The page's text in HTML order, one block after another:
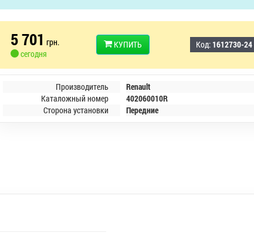
5 701 грн.
сегодня
КУПИТЬ Код: 1612730-24
Производитель
Renault
Каталожный номер
402060010R
Сторона установки
Передние